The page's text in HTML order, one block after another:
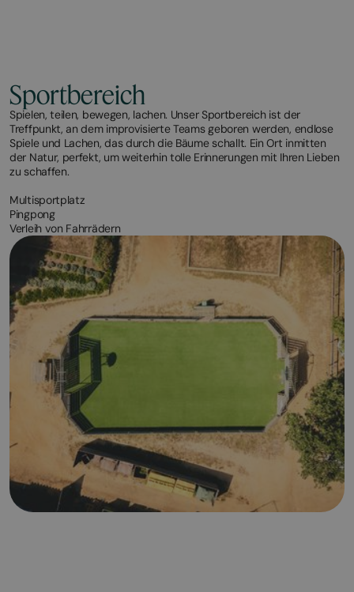
Sportbereich
Spielen, teilen, bewegen, lachen. Unser Sportbereich ist der
Treffpunkt, an dem improvisierte Teams geboren werden, endlose
Spiele und Lachen, das durch die Bäume schallt. Ein Ort inmitten
der Natur, perfekt, um weiterhin tolle Erinnerungen mit Ihren Lieben
zu schaffen.
Multisportplatz
Pingpong
Verleih von Fahrrädern